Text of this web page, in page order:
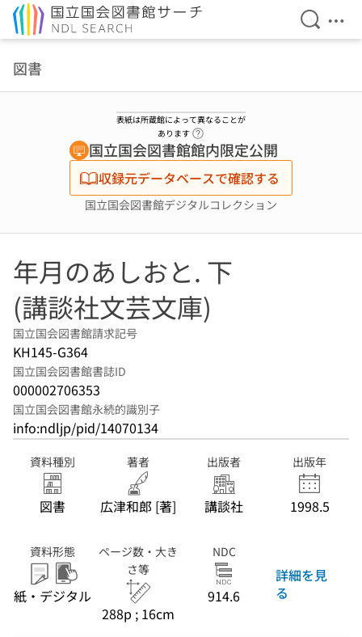
検索を
メ
図書
表紙は所蔵館によって異なることが
あります
国立国会図書館館内限定公開
収録元データベースで確認する
国立国会図書館デジタルコレクション
年月のあしおと. 下
(講談社文芸文庫)
国立国会図書館請求記号
KH145-G364
国立国会図書館書誌ID
000002706353
国立国会図書館永続的識別子
info:ndljp/pid/14070134
資料種別
図書
著者
広津和郎 [著]
出版者
講談社
出版年
1998.5
資料形態
紙・デジタル
ページ数・大き
さ等
288p ; 16cm
NDC
914.6
詳細を見
る